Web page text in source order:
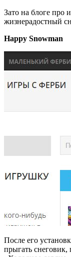
Зато на блоге про
жизнерадостный
Happy Snowman
После его
прыгать снеговик,